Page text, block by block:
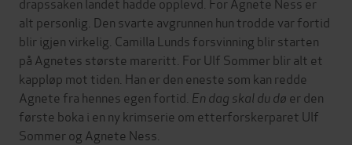
alt personlig. Den svarte avgrunnen hun trodde var fortid
blir igjen virkelig. Camilla Lunds forsvinning blir starten
på Agnetes største mareritt. For Ulf Sommer blir alt et
kappløp mot tiden. Han er den eneste som kan redde
Agnete fra hennes egen fortid. En dag skal du dø er den
første boka i en ny krimserie om etterforskerparet Ulf
Sommer og Agnete Ness.